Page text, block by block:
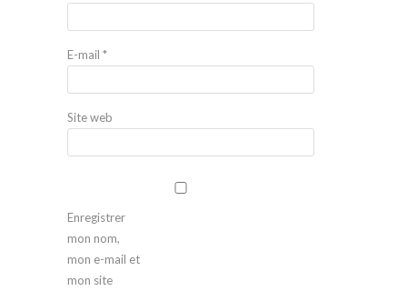
E-mail *
Site web
Enregistrer
mon nom,
mon e-mail et
mon site